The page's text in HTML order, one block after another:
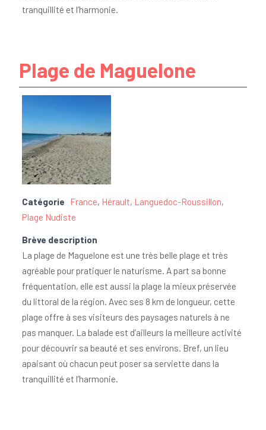
tranquillité et l’harmonie.
Plage de Maguelone
Catégorie France, Hérault, Languedoc-Roussillon,
Plage Nudiste
Brève description
La plage de Maguelone est une très belle plage et très
agréable pour pratiquer le naturisme. A part sa bonne
fréquentation, elle est aussi la plage la mieux préservée
du littoral de la région. Avec ses 8 km de longueur, cette
plage offre à ses visiteurs des paysages naturels à ne
pas manquer. La balade est d’ailleurs la meilleure activité
pour découvrir sa beauté et ses environs. Bref, un lieu
apaisant où chacun peut poser sa serviette dans la
tranquillité et l’harmonie.